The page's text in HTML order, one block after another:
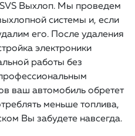
Выхлоп. Мы проведем
системы и, если
его. После удаления
электроники
работы без
ваш автомобиль обретет
меньше топлива,
Вы забудете навсегда.